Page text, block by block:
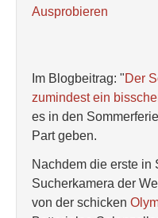
Ausprobieren
Im Blogbeitrag: "Der
zumindest ein
es in den
Part geben.
Nachdem die erste in
Sucherkamera der
von der schicken